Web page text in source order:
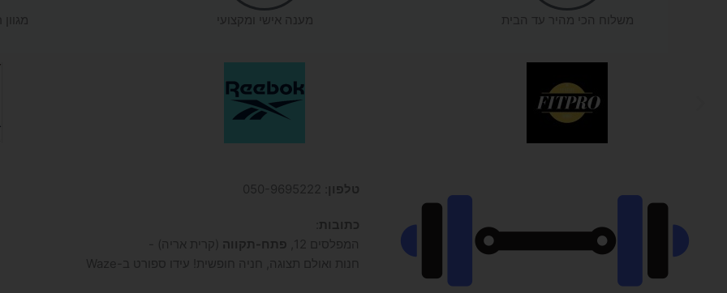
משלוח הכי מהיר עד הבית מענה אישי ומקצועי
טלפון
כתובות
המפלסים 12,
פתח-תקווה (קרית אריה) -
חנות ואולם תצוגה, חניה חופשית! עידו ספורט ב-Waze